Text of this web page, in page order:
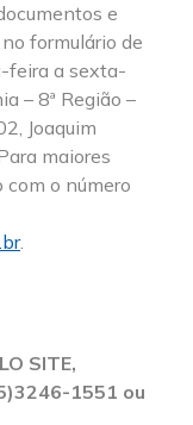
e
formulário de
feira a sexta-
– 8ª Região –
Joaquim
maiores
o número
.
SITE,
1551 ou